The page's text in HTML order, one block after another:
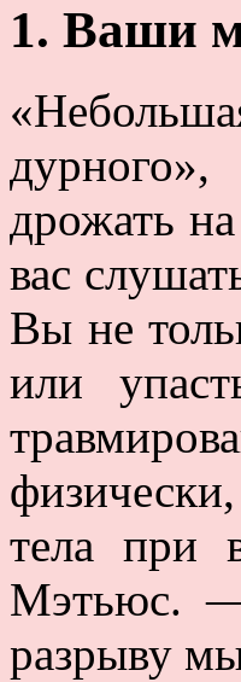
1. Ваши
дрожать
вас
Вы не
или
тела при
Мэтьюс.
разрыву